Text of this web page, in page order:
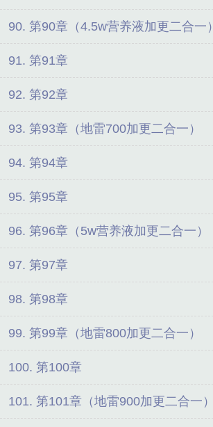
90. 第90章（4.5w营养液加更二合一）
91. 第91章
92. 第92章
93. 第93章（地雷700加更二合一）
94. 第94章
95. 第95章
96. 第96章（5w营养液加更二合一）
97. 第97章
98. 第98章
99. 第99章（地雷800加更二合一）
100. 第100章
101. 第101章（地雷900加更二合一）